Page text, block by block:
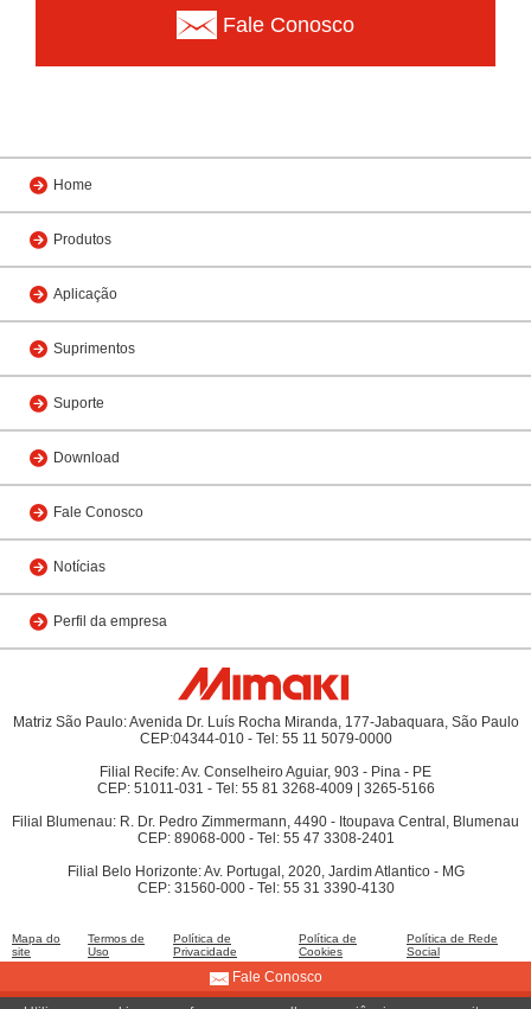
Fale Conosco
Home
Produtos
Aplicação
Suprimentos
Suporte
Download
Fale Conosco
Notícias
Perfil da empresa
Matriz São Paulo: Avenida Dr. Luís Rocha Miranda, 177-Jabaquara, São Paulo
CEP:04344-010 - Tel: 55 11 5079-0000
Filial Recife: Av. Conselheiro Aguiar, 903 - Pina - PE
CEP: 51011-031 - Tel: 55 81 3268-4009 | 3265-5166
Filial Blumenau: R. Dr. Pedro Zimmermann, 4490 - Itoupava Central, Blumenau
CEP: 89068-000 - Tel: 55 47 3308-2401
Filial Belo Horizonte: Av. Portugal, 2020, Jardim Atlantico - MG
CEP: 31560-000 - Tel: 55 31 3390-4130
Mapa do
site
Termos de
Uso
Política de
Privacidade
Política de
Cookies
Política de Rede
Social
Fale Conosco